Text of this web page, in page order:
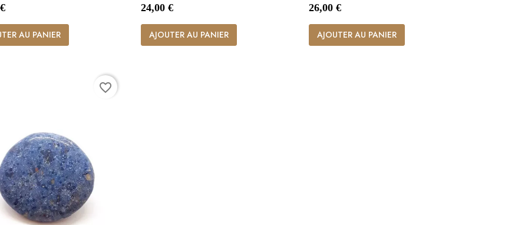
AU PANIER
Prix
24,00 €
AJOUTER AU PANIER
Prix
26,00 €
AJOUTER AU PANIER
favorite_border